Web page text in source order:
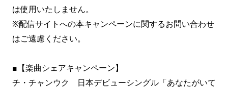
は使用いたしません。
※配信サイトへの本キャンペーンに関するお問い合わせ
はご遠慮ください。
■【楽曲シェアキャンペーン】
チ・チャンウク 日本デビューシングル「あなたがいて